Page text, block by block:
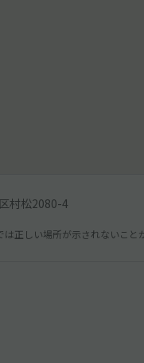
村松2080-4
正しい場所が示されないこと